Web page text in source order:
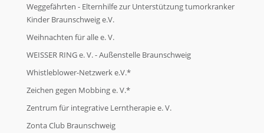
Weggefährten - Elternhilfe zur Unterstützung tumorkranker
Kinder Braunschweig e.V.
Weihnachten für alle e. V.
WEISSER RING e. V. - Außenstelle Braunschweig
Whistleblower-Netzwerk e.V.*
Zeichen gegen Mobbing e. V.*
Zentrum für integrative Lerntherapie e. V.
Zonta Club Braunschweig